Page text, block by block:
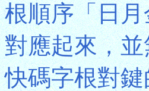
根順序「日
對應起來，
快碼字根對